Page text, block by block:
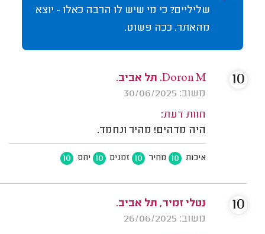
שליליים? כי מי שיש לו הרבה כאלו - יוצא
מהאתר. ככה פשוט.
Doron M. תל אביב.
משוב: 30/06/2025
חוות דעת:
היה מדהים! מהיר ונחמד.
איכות 10 מחיר 10 זמנים 10 יחס 10
10
נטלי זמיר, תל אביב.
משוב: 26/06/2025
10